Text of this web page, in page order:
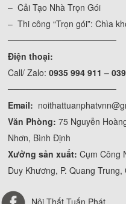
– Cải Tạo Nhà Trọn Gói
– Thi công “Trọn gói”: Chìa
──────────────────
Điện thoại:
Call/ Zalo:0935 994 911 –
──────────────────
Email:
Văn Phòng: 75 Nguyễn
Nhơn, Bình Định
Xưởng sản xuất: Cụm Công
Duy Khương, P. Quang
Nội Thất Tuấn Phát